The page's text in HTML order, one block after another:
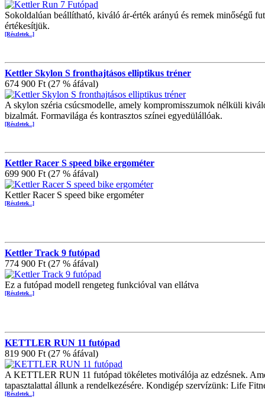
Sokoldalúan beállítható, kiváló ár-érték arányú és remek minőségű
értékesítjük.
[Részletek...]
Kettler Skylon S fronthajtásos elliptikus tréner
674 900 Ft (27 % áfával)
A skylon széria csúcsmodelle, amely kompromisszumok nélküli
bizalmát. Formavilága és kontrasztos színei egyedülállóak.
[Részletek...]
Kettler Racer S speed bike ergométer
699 900 Ft (27 % áfával)
Kettler Racer S speed bike ergométer
[Részletek...]
Kettler Track 9 futópad
774 900 Ft (27 % áfával)
Ez a futópad modell rengeteg funkcióval van ellátva
[Részletek...]
KETTLER RUN 11 futópad
819 900 Ft (27 % áfával)
A KETTLER RUN 11 futópad tökéletes motiválója az edzésnek.
tapasztalattal állunk a rendelkezésére. Kondigép szervízünk: Life
[Részletek...]